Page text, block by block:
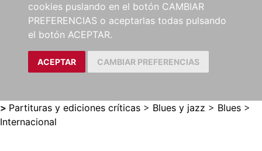
cookies puslando en el botón CAMBIAR
PREFERENCIAS o aceptarlas todas pulsando
el botón ACEPTAR.
ACEPTAR CAMBIAR PREFERENCIAS
> Partituras y ediciones críticas > Blues y jazz > Blues >
Internacional